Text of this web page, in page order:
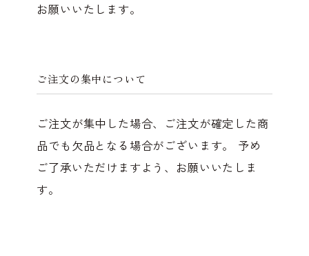
お願いいたします。
ご注文の集中について
ご注文が集中した場合、ご注文が確定した商
品でも欠品となる場合がございます。 予め
ご了承いただけますよう、お願いいたしま
す。